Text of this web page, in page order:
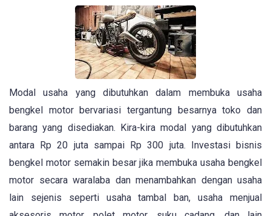
Modal usaha yang dibutuhkan dalam membuka usaha
bengkel motor bervariasi tergantung besarnya toko dan
barang yang disediakan. Kira-kira modal yang dibutuhkan
antara Rp 20 juta sampai Rp 300 juta. Investasi bisnis
bengkel motor semakin besar jika membuka usaha bengkel
motor secara waralaba dan menambahkan dengan usaha
lain sejenis seperti usaha tambal ban, usaha menjual